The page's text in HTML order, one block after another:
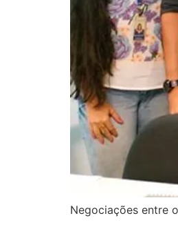
Negociações entre